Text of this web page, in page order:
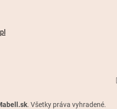
. Všetky práva vyhradené.